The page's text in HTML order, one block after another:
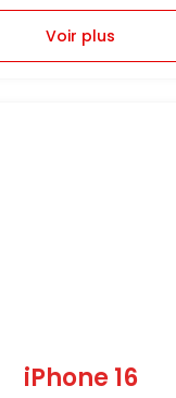
Voir plus
iPhone 16